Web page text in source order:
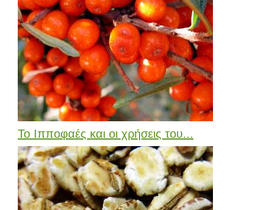
Το Ιπποφαές και οι χρήσεις του...